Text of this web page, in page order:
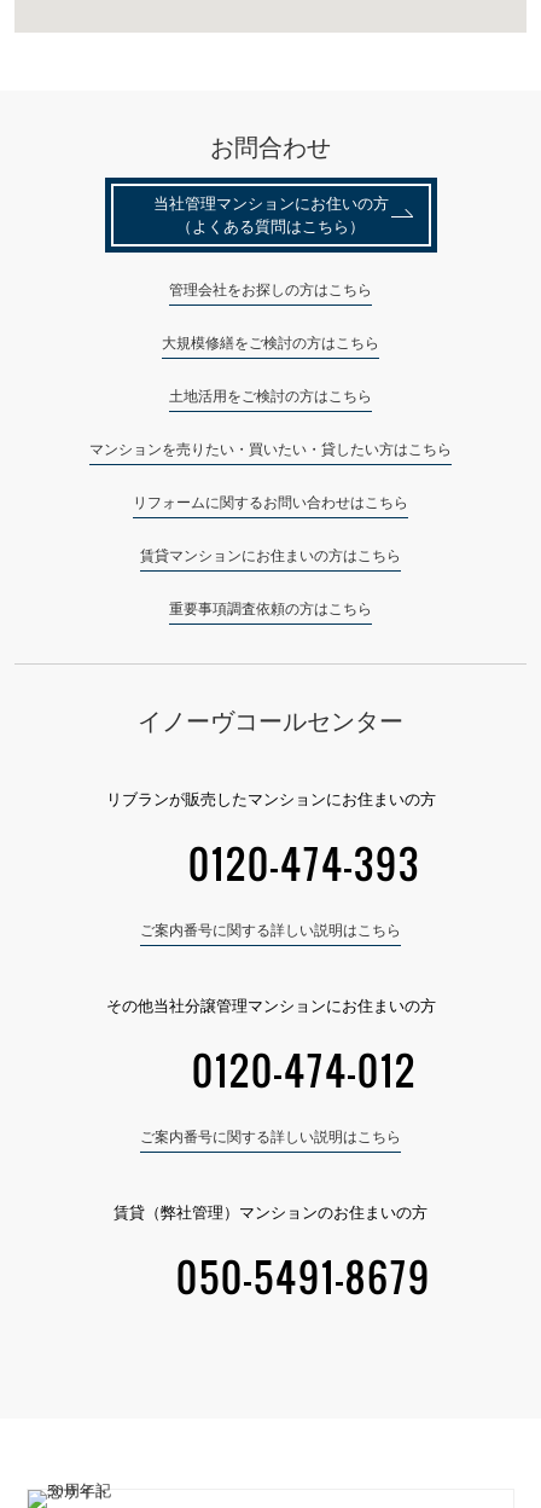
お問合わせ
当社管理マンションにお住いの⽅
（よくある質問はこちら）
管理会社をお探しの方はこちら
大規模修繕をご検討の方はこちら
土地活用をご検討の方はこちら
マンションを売りたい・買いたい・貸したい方はこちら
リフォームに関するお問い合わせはこちら
賃貸マンションにお住まいの方はこちら
重要事項調査依頼の方はこちら
イノーヴコールセンター
リブランが販売したマンションにお住まいの方
0120-474-393
ご案内番号に関する詳しい説明はこちら
その他当社分譲管理マンションにお住まいの方
0120-474-012
ご案内番号に関する詳しい説明はこちら
賃貸（弊社管理）マンションのお住まいの方
050-5491-8679